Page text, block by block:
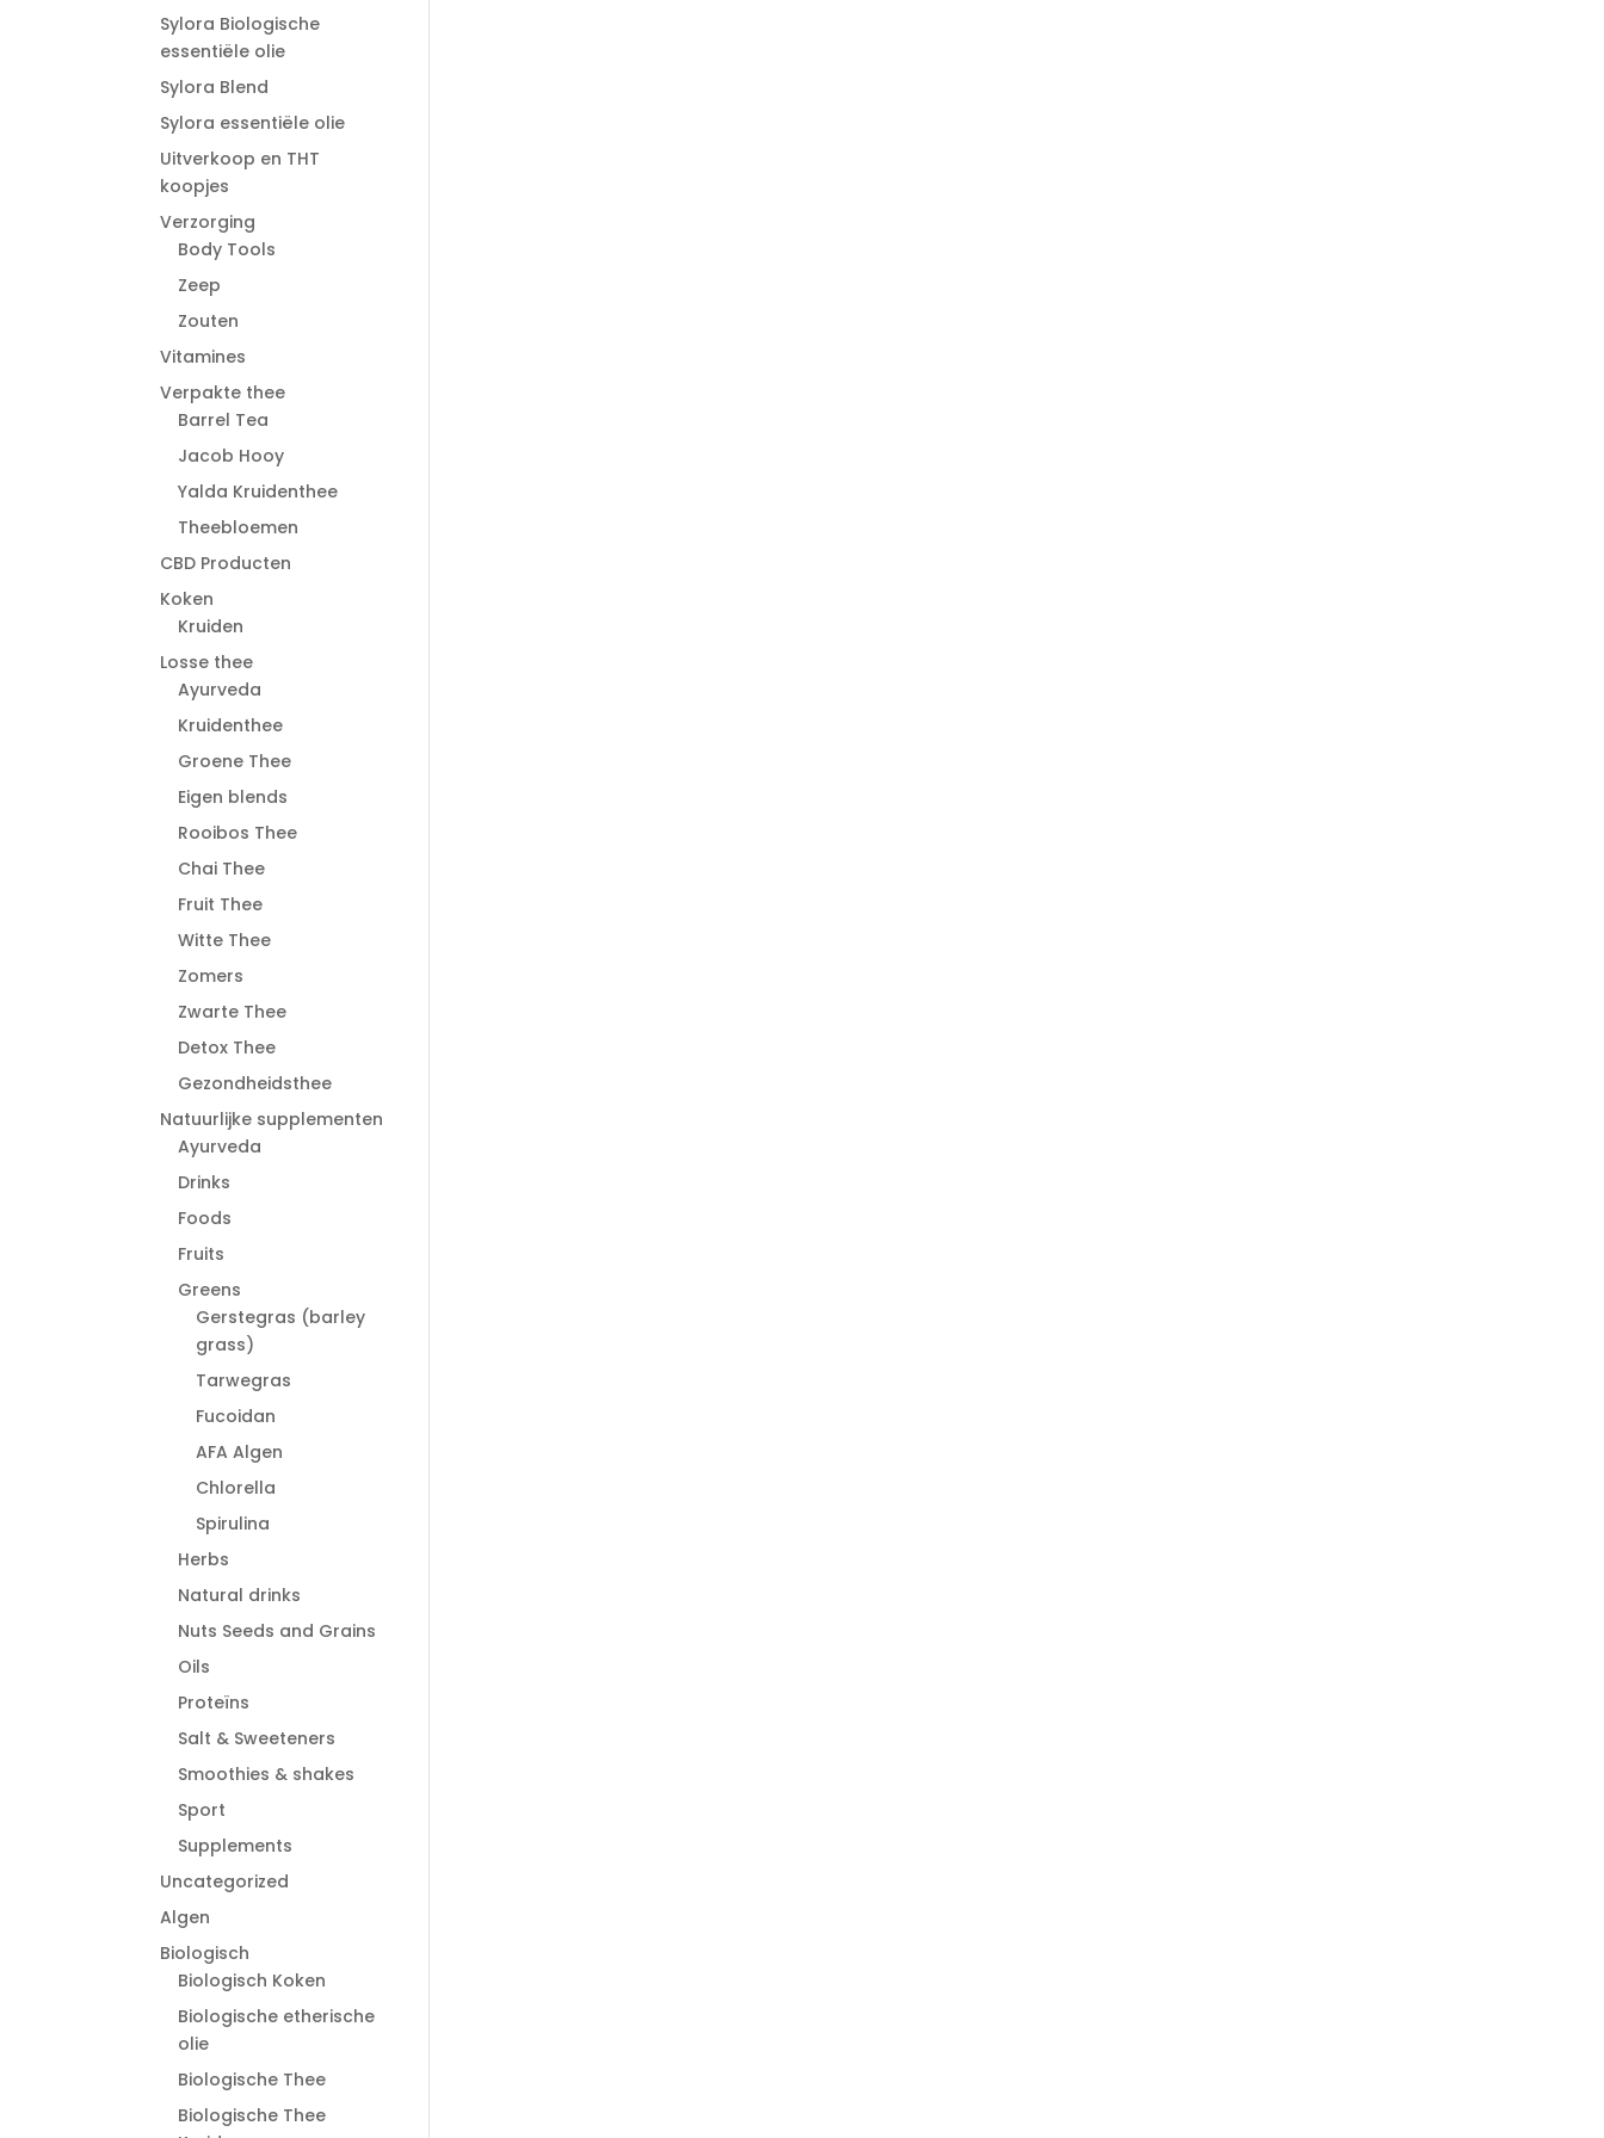
Sylora Biologische
essentiële olie
Sylora Blend
Sylora essentiële olie
Uitverkoop en THT
koopjes
Verzorging
Body Tools
Zeep
Zouten
Vitamines
Verpakte thee
Barrel Tea
Jacob Hooy
Yalda Kruidenthee
Theebloemen
CBD Producten
Koken
Kruiden
Losse thee
Ayurveda
Kruidenthee
Groene Thee
Eigen blends
Rooibos Thee
Chai Thee
Fruit Thee
Witte Thee
Zomers
Zwarte Thee
Detox Thee
Gezondheidsthee
Natuurlijke supplementen
Ayurveda
Drinks
Foods
Fruits
Greens
Gerstegras (barley
grass)
Tarwegras
Fucoidan
AFA Algen
Chlorella
Spirulina
Herbs
Natural drinks
Nuts Seeds and Grains
Oils
Proteïns
Salt & Sweeteners
Smoothies & shakes
Sport
Supplements
Uncategorized
Algen
Biologisch
Biologisch Koken
Biologische etherische
olie
Biologische Thee
Biologische Thee